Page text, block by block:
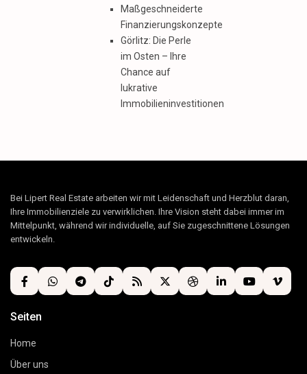
Maßgeschneiderte
Finanzierungskonzepte
Görlitz: Die Perle
im Osten – Ihre
Chance auf
lukrative
Immobilieninvestitionen
Bei Lipert Real Estate arbeiten wir mit Leidenschaft und Herzblut daran,
Ihre Immobilienziele zu verwirklichen. Ihre Vision steht dabei immer im
Mittelpunkt, während wir individuelle, auf Sie zugeschnittene Lösungen
entwickeln.
Seiten
Home
Über uns